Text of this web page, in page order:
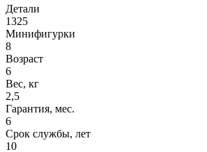
Детали
1325
Минифигурки
8
Возраст
6
Вес, кг
2,5
Гарантия, мес.
6
Срок службы, лет
10